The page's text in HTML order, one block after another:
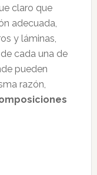
claro que
adecuada,
y láminas,
cada una de
pueden
razón,